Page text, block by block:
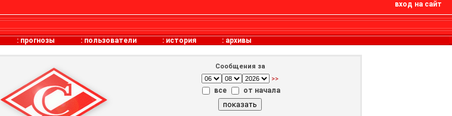
вход на сайт
: прогнозы : пользователи : история : архивы
Сообщения за
>>
все от начала